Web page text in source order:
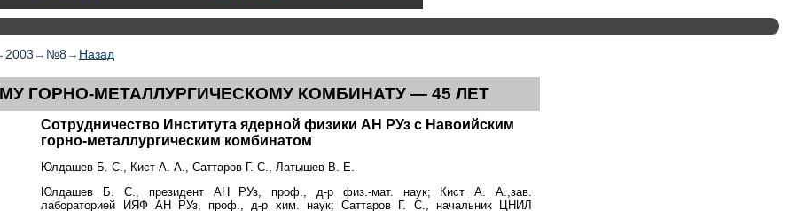
2003 → №8 → Назад
ГОРНО-МЕТАЛЛУРГИЧЕСКОМУ КОМБИНАТУ — 45 ЛЕТ
Сотрудничество Института ядерной физики АН РУз с Навоийским
горно-металлургическим комбинатом
Юлдашев Б. С., Кист А. А., Саттаров Г. С., Латышев В. Е.
Юлдашев Б. С., президент АН РУз, проф., д-р физ.-мат. наук; Кист А. А.,зав.
лабораторией ИЯФ АН РУз, проф., д-р хим. наук; Саттаров Г. С., начальник ЦНИЛ